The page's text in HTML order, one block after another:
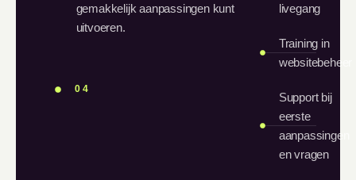
04
gemakkelijk aanpassingen kunt
uitvoeren.
livegang
Training in
websitebeheer
Support bij
eerste
aanpassingen
en vragen